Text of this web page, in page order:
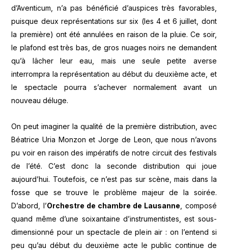
d’Aventicum, n’a pas bénéficié d’auspices très favorables,
puisque deux représentations sur six (les 4 et 6 juillet, dont
la première) ont été annulées en raison de la pluie. Ce soir,
le plafond est très bas, de gros nuages noirs ne demandent
qu’à lâcher leur eau, mais une seule petite averse
interrompra la représentation au début du deuxième acte, et
le spectacle pourra s’achever normalement avant un
nouveau déluge.
On peut imaginer la qualité de la première distribution, avec
Béatrice Uria Monzon et Jorge de Leon, que nous n’avons
pu voir en raison des impératifs de notre circuit des festivals
de l’été. C’est donc la seconde distribution qui joue
aujourd’hui. Toutefois, ce n’est pas sur scène, mais dans la
fosse que se trouve le problème majeur de la soirée.
D’abord, l’Orchestre de chambre de Lausanne , composé
quand même d’une soixantaine d’instrumentistes, est sous-
dimensionné pour un spectacle de plein air : on l’entend si
peu qu’au début du deuxième acte le public continue de